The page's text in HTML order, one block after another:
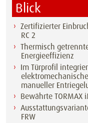
Blick
Zertifizierter
RC 2
Thermisch
Energieeffizienz
Im Türprofil
manueller
Bewährte
FRW